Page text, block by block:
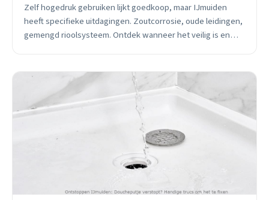
Zelf hogedruk gebruiken lijkt goedkoop, maar IJmuiden
heeft specifieke uitdagingen. Zoutcorrosie, oude leidingen,
gemengd rioolsysteem. Ontdek wanneer het veilig is en